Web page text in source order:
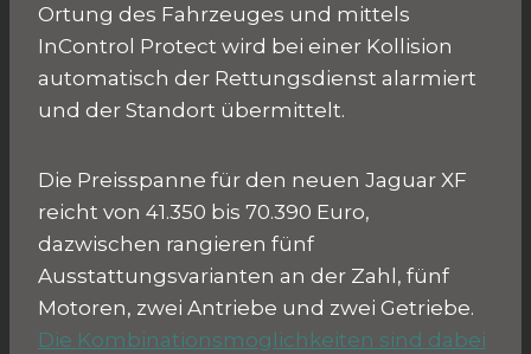
Ortung des Fahrzeuges und mittels
InControl Protect wird bei einer Kollision
automatisch der Rettungsdienst alarmiert
und der Standort übermittelt.
Die Preisspanne für den neuen Jaguar XF
reicht von 41.350 bis 70.390 Euro,
dazwischen rangieren fünf
Ausstattungsvarianten an der Zahl, fünf
Motoren, zwei Antriebe und zwei Getriebe.
Die Kombinationsmöglichkeiten sind dabei